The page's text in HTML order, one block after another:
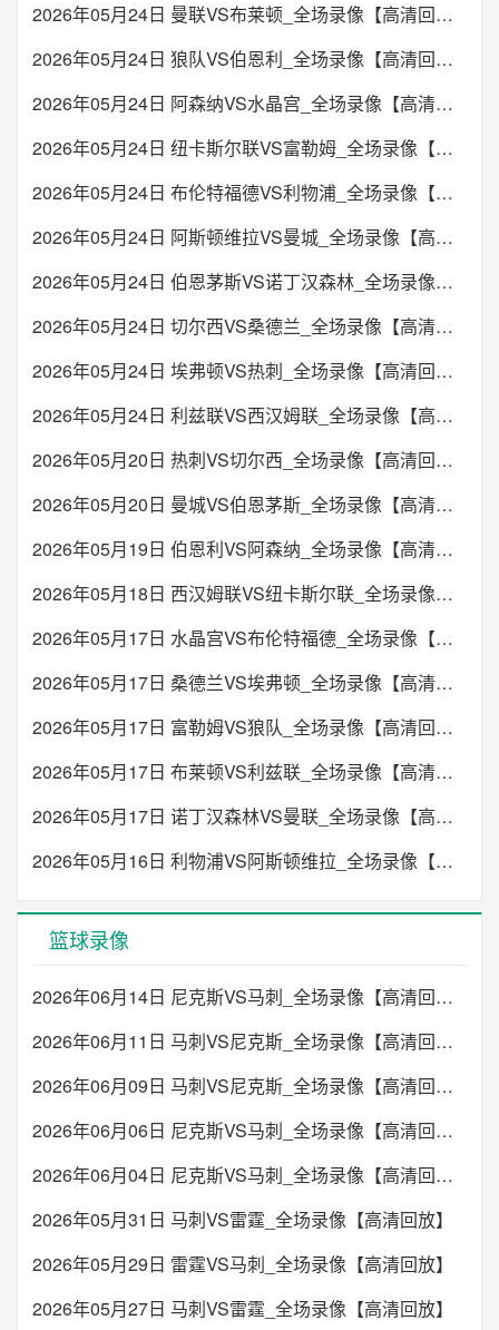
2026年05月24日 曼联VS布莱顿_全场录像【高清回放】
2026年05月24日 狼队VS伯恩利_全场录像【高清回放】
2026年05月24日 阿森纳VS水晶宫_全场录像【高清回放】
2026年05月24日 纽卡斯尔联VS富勒姆_全场录像【高清回放】
2026年05月24日 布伦特福德VS利物浦_全场录像【高清回放】
2026年05月24日 阿斯顿维拉VS曼城_全场录像【高清回放】
2026年05月24日 伯恩茅斯VS诺丁汉森林_全场录像【高清回放】
2026年05月24日 切尔西VS桑德兰_全场录像【高清回放】
2026年05月24日 埃弗顿VS热刺_全场录像【高清回放】
2026年05月24日 利兹联VS西汉姆联_全场录像【高清回放】
2026年05月20日 热刺VS切尔西_全场录像【高清回放】
2026年05月20日 曼城VS伯恩茅斯_全场录像【高清回放】
2026年05月19日 伯恩利VS阿森纳_全场录像【高清回放】
2026年05月18日 西汉姆联VS纽卡斯尔联_全场录像【高清回放】
2026年05月17日 水晶宫VS布伦特福德_全场录像【高清回放】
2026年05月17日 桑德兰VS埃弗顿_全场录像【高清回放】
2026年05月17日 富勒姆VS狼队_全场录像【高清回放】
2026年05月17日 布莱顿VS利兹联_全场录像【高清回放】
2026年05月17日 诺丁汉森林VS曼联_全场录像【高清回放】
2026年05月16日 利物浦VS阿斯顿维拉_全场录像【高清回放】
篮球录像
2026年06月14日 尼克斯VS马刺_全场录像【高清回放】
2026年06月11日 马刺VS尼克斯_全场录像【高清回放】
2026年06月09日 马刺VS尼克斯_全场录像【高清回放】
2026年06月06日 尼克斯VS马刺_全场录像【高清回放】
2026年06月04日 尼克斯VS马刺_全场录像【高清回放】
2026年05月31日 马刺VS雷霆_全场录像【高清回放】
2026年05月29日 雷霆VS马刺_全场录像【高清回放】
2026年05月27日 马刺VS雷霆_全场录像【高清回放】